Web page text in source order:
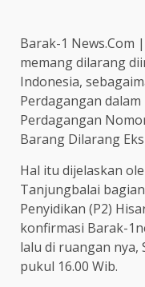
Barak-1 News.Com
memang dilarang
Indonesia,
Perdagangan
Perdagangan
Barang Dilarang
Hal itu dijelaskan
Tanjungbalai
Penyidikan (P2)
konfirmasi Barak-
lalu di ruangan nya,
pukul 16.00 Wib.